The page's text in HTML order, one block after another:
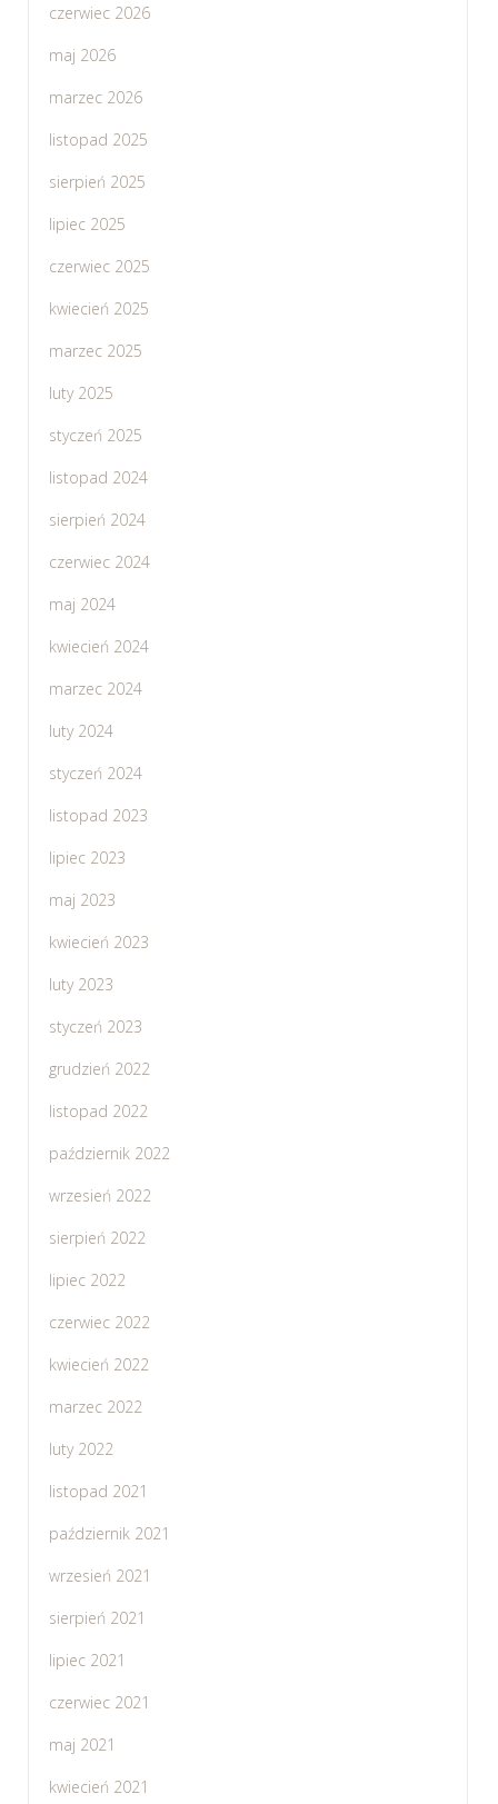
czerwiec 2026
maj 2026
marzec 2026
listopad 2025
sierpień 2025
lipiec 2025
czerwiec 2025
kwiecień 2025
marzec 2025
luty 2025
styczeń 2025
listopad 2024
sierpień 2024
czerwiec 2024
maj 2024
kwiecień 2024
marzec 2024
luty 2024
styczeń 2024
listopad 2023
lipiec 2023
maj 2023
kwiecień 2023
luty 2023
styczeń 2023
grudzień 2022
listopad 2022
październik 2022
wrzesień 2022
sierpień 2022
lipiec 2022
czerwiec 2022
kwiecień 2022
marzec 2022
luty 2022
listopad 2021
październik 2021
wrzesień 2021
sierpień 2021
lipiec 2021
czerwiec 2021
maj 2021
kwiecień 2021